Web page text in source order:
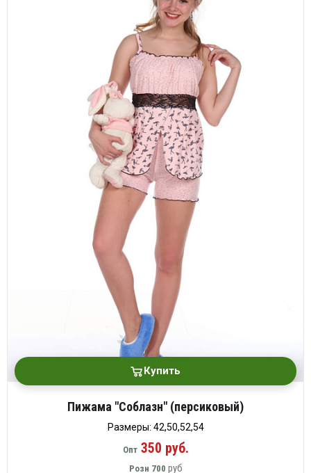
Купить
Пижама "Соблазн" (персиковый)
Размеры: 42,50,52,54
Опт350 руб.
Розн 700 руб